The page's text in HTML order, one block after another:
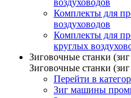
воздуховодов
Комплекты для
воздуховодов
Комплекты для
круглых
Зиговочные станки
Зиговочные станки
Перейти в
Зиг машины